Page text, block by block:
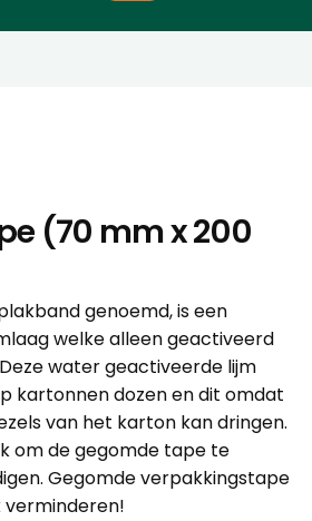
(70 mm x 200
genoemd, is een
welke alleen geactiveerd
water geactiveerde lijm
kartonnen dozen en dit omdat
van het karton kan dringen.
om de gegomde tape te
Gegomde verpakkingstape
verminderen!